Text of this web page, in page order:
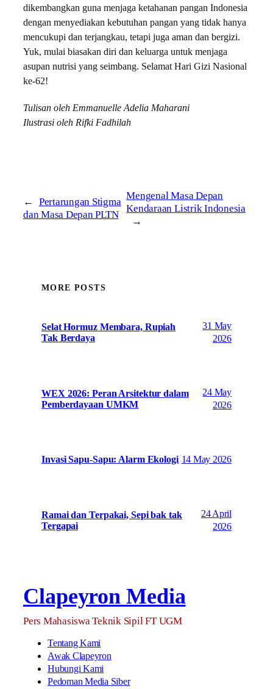
dikembangkan guna menjaga ketahanan pangan Indonesia
dengan menyediakan kebutuhan pangan yang tidak hanya
mencukupi dan terjangkau, tetapi juga aman dan bergizi.
Yuk, mulai biasakan diri dan keluarga untuk menjaga
asupan nutrisi yang seimbang. Selamat Hari Gizi Nasional
ke-62!
Tulisan oleh Emmanuelle Adelia Maharani
Ilustrasi oleh Rifki Fadhilah
←
Pertarungan Stigma
dan Masa Depan PLTN
Mengenal Masa Depan
Kendaraan Listrik Indonesia
→
MORE POSTS
Selat Hormuz Membara, Rupiah
Tak Berdaya
31 May
2026
WEX 2026: Peran Arsitektur dalam
Pemberdayaan UMKM
24 May
2026
Invasi Sapu-Sapu: Alarm Ekologi 14 May 2026
Ramai dan Terpakai, Sepi bak tak
Tergapai
24 April
2026
Clapeyron Media
Pers Mahasiswa Teknik Sipil FT UGM
Tentang Kami
Awak Clapeyron
Hubungi Kami
Pedoman Media Siber